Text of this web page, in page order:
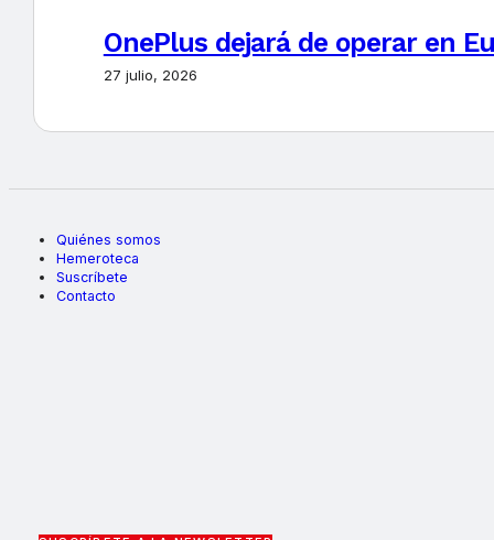
OnePlus dejará de operar en
27 julio, 2026
Quiénes somos
Hemeroteca
Suscríbete
Contacto